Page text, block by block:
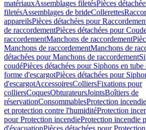
matériauxAssemblages filetésPièces
filetésAssemblages de brideCollerettes
appareilsPièces détachées pour
de raccordementPièces détachées pour
raccordementManchons de raccordement
Manchons de raccordementManchons de
détachées pour Manchons de raccordement
coudéPièces détachées pour Siphons en tube
forme d'escargotPièces détachées pour
d'escargotAccessoiresColliersFixations pour
colliersCoquesObturateursJointsBoîtiers de
réservationConsommablesProtection
et protection contre l'humiditéProtection
pour Protection incendieProtection incendie
d'évacuationPièces détachées pour